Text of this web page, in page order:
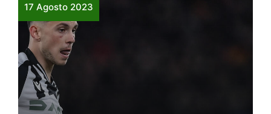
17 Agosto 2023